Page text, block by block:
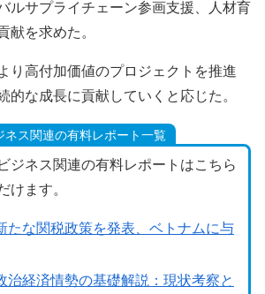
ルサプライチェーン参画支援、人材育
献を求めた。
り高付加価値のプロジェクトを推進
的な成長に貢献していくと応じた。
ネス関連の有料レポート一覧
ジネス関連の有料レポートはこちら
けます。
たな関税政策を発表、ベトナムに与
治経済情勢の基礎解説：現状考察と